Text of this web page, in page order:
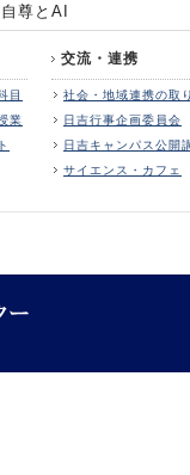
尊とAI
目
業
交流・連携
社会・地域連携の取
日吉行事企画委員会
日吉キャンパス公開
サイエンス・カフェ